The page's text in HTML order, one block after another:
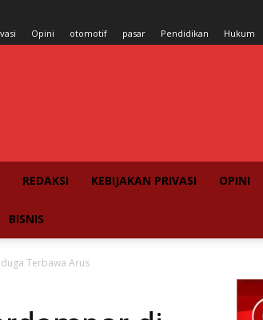
Opini otomotif pasar Pendidikan Hukum
REDAKSI KEBIJAKAN PRIVASI OPINI
BISNIS
Terbawa Arus